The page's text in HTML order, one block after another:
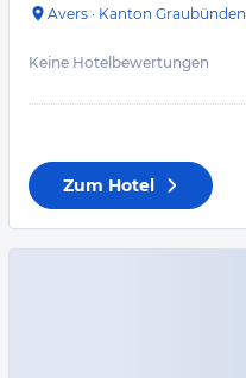
Avers · Kanton Graubünden
Keine Hotelbewertungen
Zum Hotel